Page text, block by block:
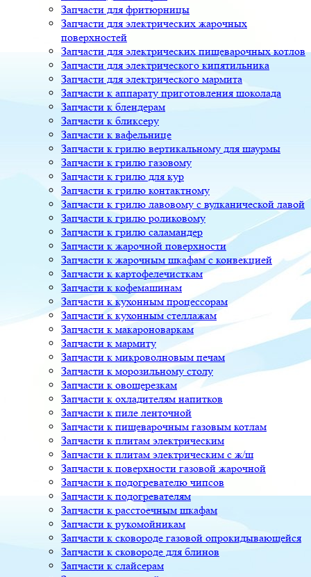
Запчасти для фритюрницы
Запчасти для электрических жарочных
поверхностей
Запчасти для электрических пищеварочных котлов
Запчасти для электрического кипятильника
Запчасти для электрического мармита
Запчасти к аппарату приготовления шоколада
Запчасти к блендерам
Запчасти к бликсеру
Запчасти к вафельнице
Запчасти к грилю вертикальному для шаурмы
Запчасти к грилю газовому
Запчасти к грилю для кур
Запчасти к грилю контактному
Запчасти к грилю лавовому с вулканической лавой
Запчасти к грилю роликовому
Запчасти к грилю саламандер
Запчасти к жарочной поверхности
Запчасти к жарочным шкафам с конвекцией
Запчасти к картофелечисткам
Запчасти к кофемашинам
Запчасти к кухонным процессорам
Запчасти к кухонным стеллажам
Запчасти к макароноваркам
Запчасти к мармиту
Запчасти к микроволновым печам
Запчасти к морозильному столу
Запчасти к овощерезкам
Запчасти к охладителям напитков
Запчасти к пиле ленточной
Запчасти к пищеварочным газовым котлам
Запчасти к плитам электрическим
Запчасти к плитам электрическим с ж/ш
Запчасти к поверхности газовой жарочной
Запчасти к подогревателю чипсов
Запчасти к подогревателям
Запчасти к расстоечным шкафам
Запчасти к рукомойникам
Запчасти к сковороде газовой опрокидывающейся
Запчасти к сковороде для блинов
Запчасти к слайсерам